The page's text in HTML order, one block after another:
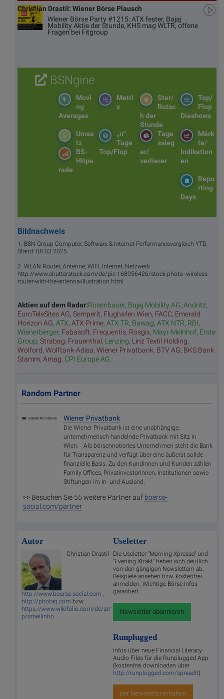
Christian Drastil: Wiener Börse Plausch
Wiener Börse Party #1215: ATX fester, Bajaj
Mobility Aktie der Stunde, KHS mag WLTR, offene
Fragen bei Fitgroup
BSNgine
Top/
Flop
Diashows
Star/
Rutsc
h der
Stunde
Matri
x
Movi
ng
Averages
Märk
te/
Indikation
en
Tage
ssieg
er/
verlierer
„n“
Tage
Top/Flop
Umsa
tz
BS-
Hitpa
rade
Repo
rting
Days
Bildnachweis
1. BSN Group Computer, Software & Internet Performancevergleich YTD,
Stand: 08.03.2025
2. WLAN Router, Antenne, WIFI, Internet, Netzwerk
http://www.shutterstock.com/de/pic-168956426/stock-photo--wireless-
router-with-the-antenna-illustration.html
Aktien auf dem Radar:Rosenbauer, Bajaj Mobility AG, Andritz,
EuroTeleSites AG, Semperit, Flughafen Wien, FACC, Emerald
Horizon AG, ATX, ATX Prime, ATX TR, Bawag, ATX NTR, RBI,
Wienerberger, Fabasoft, Frequentis, Rosgix, Mayr-Melnhof, Erste
Group, Strabag, Frauenthal, Lenzing, Linz Textil Holding,
Wolford, Wolftank-Adisa, Wiener Privatbank, BTV AG, BKS Bank
Stamm, Amag, CPI Europe AG
Random Partner
Wiener Privatbank
Die Wiener Privatbank ist eine unabhängige,
unternehmerisch handelnde Privatbank mit Sitz in
Wien. Als börsennotiertes Unternehmen steht die Bank
für Transparenz und verfügt über eine äußerst solide
finanzielle Basis. Zu den Kundinnen und Kunden zählen
Family Offices, PrivatinvestorInnen, Institutionen sowie
Stiftungen im In- und Ausland.
>> Besuchen Sie 55 weitere Partner auf boerse-
social.com/partner
Autor
Christian Drastil
http://www.boerse-social.com
http://photaq.com bzw.
https://www.wikifolio.com/de/at/
p/smeilinho
Useletter
Die Useletter "Morning Xpresso" und
"Evening Xtrakt" heben sich deutlich
von den gängigen Newslettern ab.
Beispiele ansehen bzw. kostenfrei
anmelden. Wichtige Börse-Infos
garantiert.
Newsletter abonnieren
Runplugged
Infos über neue Financial Literacy
Audio Files für die Runplugged App
(kostenfrei downloaden über
http://runplugged.com/spreadit)
per Newsletter erhalten